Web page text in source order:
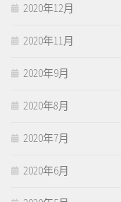
2020年12月
2020年11月
2020年9月
2020年8月
2020年7月
2020年6月